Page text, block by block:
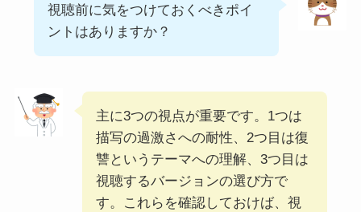
視聴前に気をつけておくべきポイ
ントはありますか？
主に3つの視点が重要です。1つは
描写の過激さへの耐性、2つ目は復
讐というテーマへの理解、3つ目は
視聴するバージョンの選び方で
す。これらを確認しておけば、視